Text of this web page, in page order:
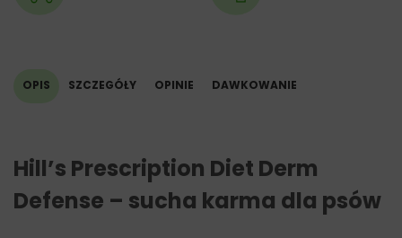
OPIS SZCZEGÓŁY OPINIE DAWKOWANIE
Hill’s Prescription Diet Derm
Defense – sucha karma dla psów